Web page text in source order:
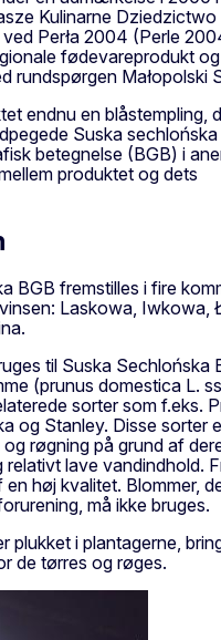
Kulinarne Dziedzictwo
Perła 2004 (Perle
fødevareprodukt og
rundspørgen Małopolski
endnu en blåstempling,
Suska
betegnelse (BGB) i
produktet og dets
BGB fremstilles i fire
Laskowa, Iwkowa,
til Suska Sechlońska
(prunus domestica L.
sorter som f.eks.
og Stanley. Disse sorter
røgning på grund af
relativt lave vandindhold.
høj kvalitet. Blommer,
må ikke bruges.
plukket i plantagerne,
de tørres og røges.